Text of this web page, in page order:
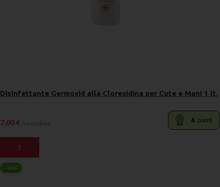
Disinfettante Germoxid alla Clorexidina per Cute e Mani 1 lt.
7,00€ Iva esclusa 6 punti
AGGIUNGI AL CARRELLO
-40%